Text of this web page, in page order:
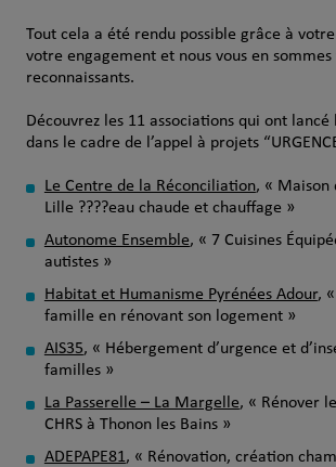
Tout cela a été rendu possible grâce à
votre engagement et nous vous en sommes
reconnaissants.
Découvrez les 11 associations qui ont
dans le cadre de l’appel à projets
Le Centre de la Réconciliation, « Maison
Lille ????eau chaude et chauffage »
Autonome Ensemble, « 7 Cuisines
autistes »
Habitat et Humanisme Pyrénées Adour,
famille en rénovant son logement »
AIS35, « Hébergement d’urgence et
familles »
La Passerelle – La Margelle, « Rénover
CHRS à Thonon les Bains »
ADEPAPE81, « Rénovation, création